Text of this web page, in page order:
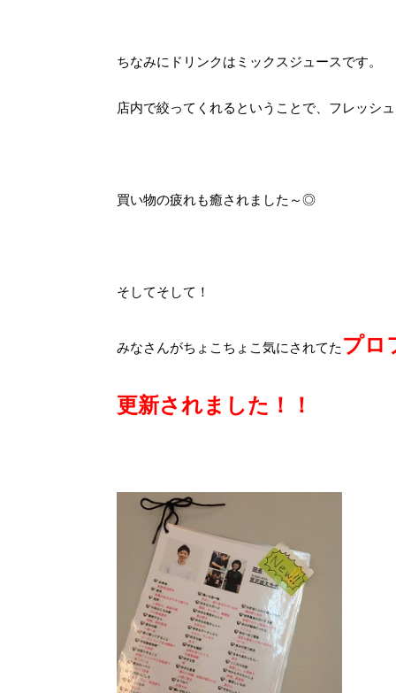
ちなみにドリンクはミックスジュースです。
店内で絞ってくれるということで、フレッシュ
買い物の疲れも癒されました～◎
そしてそして！
みなさんがちょこちょこ気にされてた プロ
更新されました！！